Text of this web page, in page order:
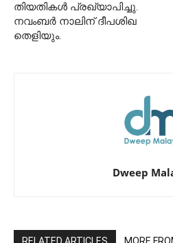
തിയതികൾ പ്രഖ്യാപിച്ചു.
നവംബർ നാലിന് ദീപശിഖ
തെളിയും.
Dweep